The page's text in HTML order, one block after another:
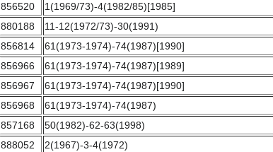
856520
1(1969/73)-4(1982/85)[1985]
880188
11-12(1972/73)-30(1991)
856814
61(1973-1974)-74(1987)[1990]
856966
61(1973-1974)-74(1987)[1989]
856967
61(1973-1974)-74(1987)[1990]
856968
61(1973-1974)-74(1987)
857168
50(1982)-62-63(1998)
888052
2(1967)-3-4(1972)